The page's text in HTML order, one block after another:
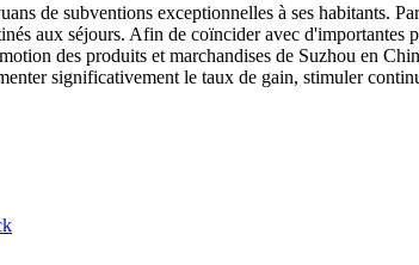
de subventions exceptionnelles à ses habitants.
aux séjours. Afin de coïncider avec
des produits et marchandises de Suzhou en
significativement le taux de gain, stimuler